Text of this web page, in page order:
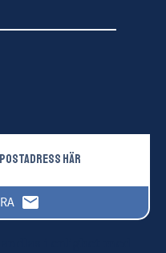
email